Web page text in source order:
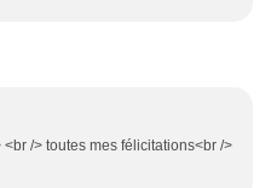
/> toutes mes félicitations<br />